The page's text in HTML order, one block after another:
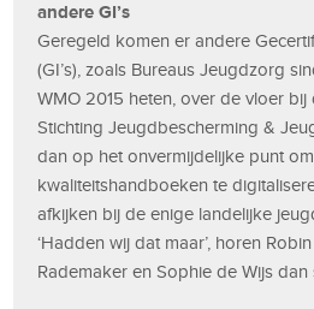
andere GI’s
Geregeld komen er andere
(GI’s), zoals Bureaus Jeugdzorg
WMO 2015 heten, over de vloer bij
Stichting Jeugdbescherming &
dan op het onvermijdelijke punt
kwaliteitshandboeken te
afkijken bij de enige landelijke
‘Hadden wij dat maar’, horen
Rademaker en Sophie de Wijs dan